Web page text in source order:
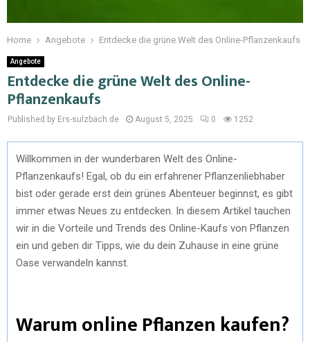
Home Angebote Entdecke die grüne Welt des Online-Pflanzenkaufs
Angebote
Entdecke die grüne Welt des Online-
Pflanzenkaufs
Published by Ers-sulzbach.de August 5, 2025 0 1252
Willkommen in der wunderbaren Welt des Online-
Pflanzenkaufs! Egal, ob du ein erfahrener Pflanzenliebhaber
bist oder gerade erst dein grünes Abenteuer beginnst, es gibt
immer etwas Neues zu entdecken. In diesem Artikel tauchen
wir in die Vorteile und Trends des Online-Kaufs von Pflanzen
ein und geben dir Tipps, wie du dein Zuhause in eine grüne
Oase verwandeln kannst.
Warum online Pflanzen kaufen?